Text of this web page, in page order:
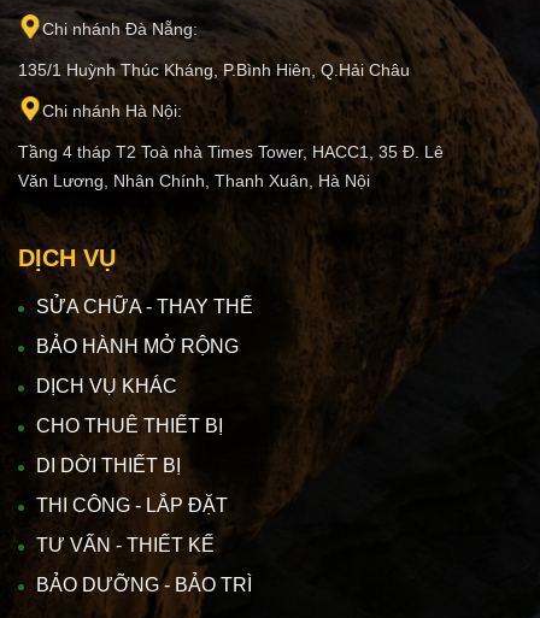
Chi nhánh Đà Nẵng:
135/1 Huỳnh Thúc Kháng, P.Bình Hiên, Q.Hải Châu
Chi nhánh Hà Nội:
Tầng 4 tháp T2 Toà nhà Times Tower, HACC1, 35 Đ. Lê
Văn Lương, Nhân Chính, Thanh Xuân, Hà Nội
DỊCH VỤ
SỬA CHỮA - THAY THẾ
BẢO HÀNH MỞ RỘNG
DỊCH VỤ KHÁC
CHO THUÊ THIẾT BỊ
DI DỜI THIẾT BỊ
THI CÔNG - LẮP ĐẶT
TƯ VẤN - THIẾT KẾ
BẢO DƯỠNG - BẢO TRÌ